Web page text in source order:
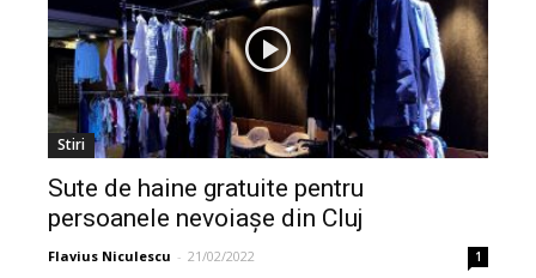
Stiri
Sute de haine gratuite pentru
persoanele nevoiașe din Cluj
Flavius Niculescu - 21/02/2022 1